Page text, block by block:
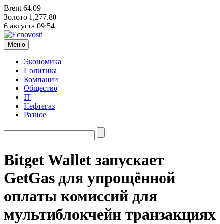
Brent 64.09
Золото 1,277.80
6 августа 09:54
Меню
Экономика
Политика
Компании
Общество
IT
Нефтегаз
Разное
Bitget Wallet запускает
GetGas для упрощённой
оплаты комиссий для
мультиблокчейн транзакциях